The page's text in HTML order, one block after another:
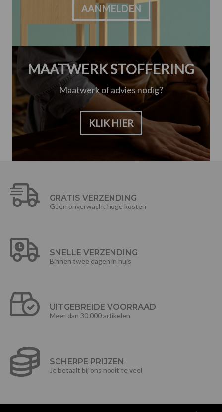
AANMELDEN
MAATWERK STOFFERING
Maatwerk of advies nodig?
KLIK HIER
GRATIS VERZENDING
Geen onverwacht hoge kosten
SNELLE VERZENDING
Binnen twee dagen in huis
UITGEBREIDE VOORRAAD
Meer dan 30.000 artikelen
SCHERPE PRIJZEN
Je betaalt bij ons nooit te veel